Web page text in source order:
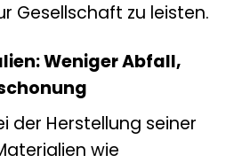
Gesellschaft zu leisten.
Weniger Abfall,
der Herstellung seiner
wie